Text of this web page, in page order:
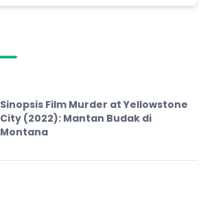
Sinopsis Film Murder at Yellowstone
City (2022): Mantan Budak di
Montana